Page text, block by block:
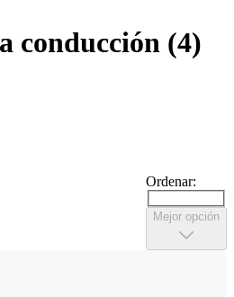
conducción (4)
Ordenar:
Mejor opción